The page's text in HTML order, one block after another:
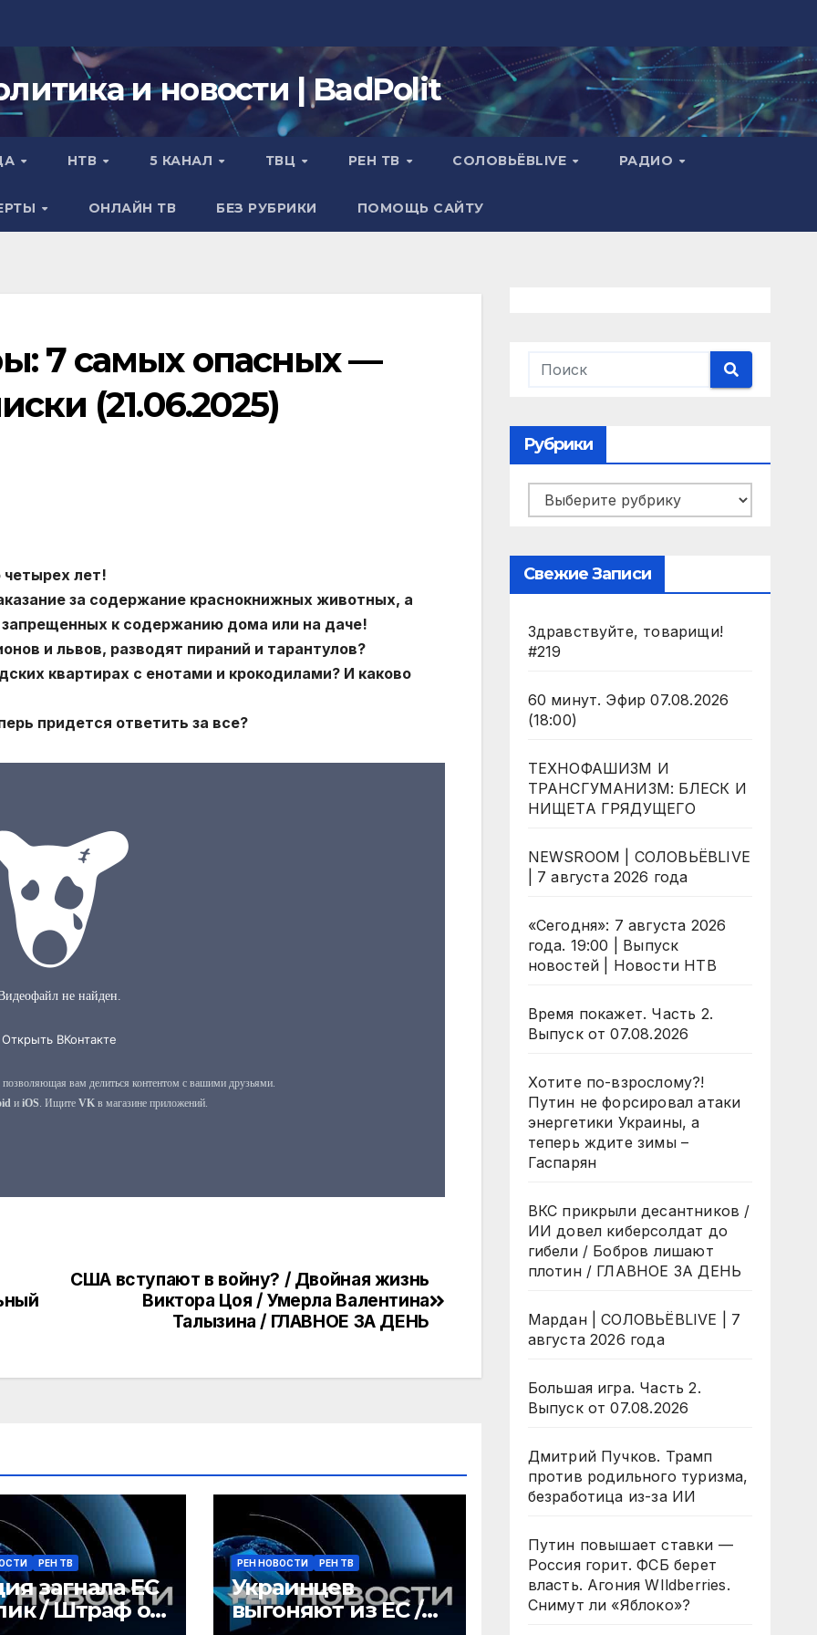
и новости | BadPolit
НТВ 5 КАНАЛ ТВЦ РЕН ТВ СОЛОВЬЁВLIVE РАДИО
ОНЛАЙН ТВ БЕЗ РУБРИКИ ПОМОЩЬ САЙТУ
7 самых опасных —
(21.06.2025)
лет!
за содержание краснокнижных животных, а
к содержанию дома или на даче!
и львов, разводят пираний и тарантулов?
квартирах с енотами и крокодилами? И каково
придется ответить за все?
США вступают в войну? / Двойная жизнь
Виктора Цоя / Умерла Валентина
Талызина / ГЛАВНОЕ ЗА ДЕНЬ
РЕН ТВ
загнала ЕС
/ Штраф от
РЕН НОВОСТИ РЕН ТВ
Украинцев
выгоняют из ЕС /
Рубрики
Рубрики
Свежие Записи
Здравствуйте, товарищи!
#219
60 минут. Эфир 07.08.2026
(18:00)
ТЕХНОФАШИЗМ И
ТРАНСГУМАНИЗМ: БЛЕСК И
НИЩЕТА ГРЯДУЩЕГО
NEWSROOM | СОЛОВЬЁВLIVE
| 7 августа 2026 года
«Сегодня»: 7 августа 2026
года. 19:00 | Выпуск
новостей | Новости НТВ
Время покажет. Часть 2.
Выпуск от 07.08.2026
Хотите по-взрослому?!
Путин не форсировал атаки
энергетики Украины, а
теперь ждите зимы –
Гаспарян
ВКС прикрыли десантников /
ИИ довел киберсолдат до
гибели / Бобров лишают
плотин / ГЛАВНОЕ ЗА ДЕНЬ
Мардан | СОЛОВЬЁВLIVE | 7
августа 2026 года
Большая игра. Часть 2.
Выпуск от 07.08.2026
Дмитрий Пучков. Трамп
против родильного туризма,
безработица из-за ИИ
Путин повышает ставки —
Россия горит. ФСБ берет
власть. Агония WIldberries.
Снимут ли «Яблоко»?